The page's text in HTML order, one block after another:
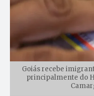
Goiás recebe
principalmente do